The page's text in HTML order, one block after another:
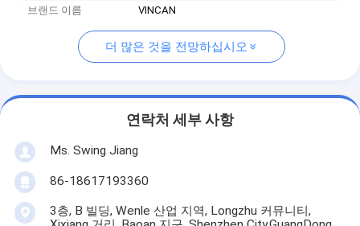
브랜드 이름
VINCAN
더 많은 것을 전망하십시오
연락처 세부 사항
Ms. Swing Jiang
86-18617193360
3층, B 빌딩, Wenle 산업 지역, Longzhu 커뮤니티,